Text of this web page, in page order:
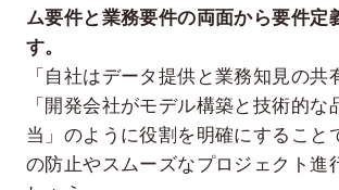
ム要件と業務要件の両面から要件定
す。
「自社はデータ提供と業務知見の共
「開発会社がモデル構築と技術的な
当」のように役割を明確にすること
の防止やスムーズなプロジェクト進